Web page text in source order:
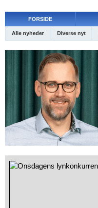
FORSIDE
Alle nyheder Diverse nyt